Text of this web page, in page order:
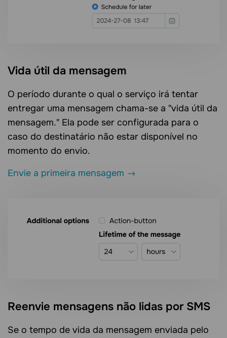
Vida útil da mensagem
O período durante o qual o serviço irá tentar
entregar uma mensagem chama-se a "vida útil da
mensagem." Ela pode ser configurada para o
caso do destinatário não estar disponível no
momento do envio.
Envie a primeira mensagem →
Reenvie mensagens não lidas por SMS
Se o tempo de vida da mensagem enviada pelo